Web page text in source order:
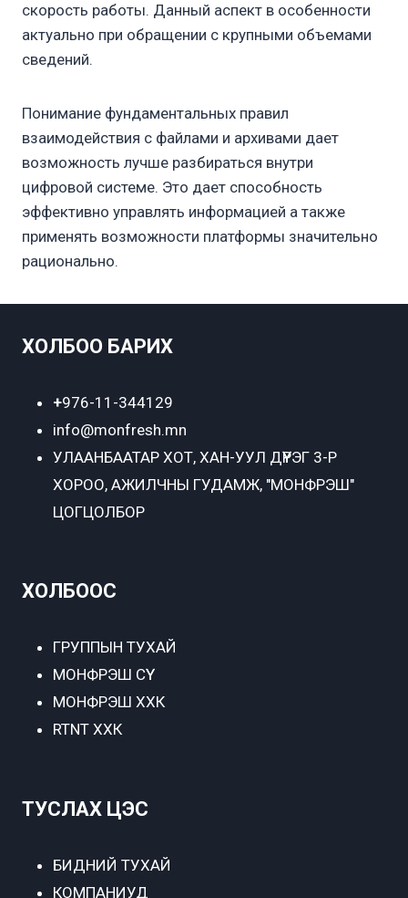
скорость работы. Данный аспект в особенности
актуально при обращении с крупными объемами
сведений.
Понимание фундаментальных правил
взаимодействия с файлами и архивами дает
возможность лучше разбираться внутри
цифровой системе. Это дает способность
эффективно управлять информацией а также
применять возможности платформы значительно
рационально.
ХОЛБОО БАРИХ
+976-11-344129
info@monfresh.mn
УЛААНБААТАР ХОТ, ХАН-УУЛ ДҮҮРЭГ 3-Р
ХОРОО, АЖИЛЧНЫ ГУДАМЖ, "МОНФРЭШ"
ЦОГЦОЛБОР
ХОЛБООС
ГРУППЫН ТУХАЙ
МОНФРЭШ СҮҮ
МОНФРЭШ ХХК
RTNT ХХК
ТУСЛАХ ЦЭС
БИДНИЙ ТУХАЙ
КОМПАНИУД